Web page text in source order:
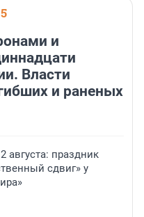
и
Власти
и раненых
августа: праздник
сдвиг» у